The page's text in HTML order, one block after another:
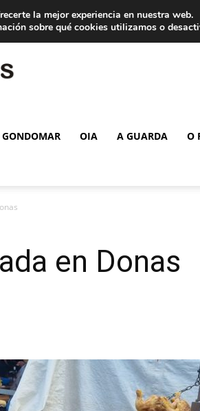
GONDOMAR OIA A GUARDA O
en Donas
la mejor experiencia en nuestra web.
sobre qué cookies utilizamos o